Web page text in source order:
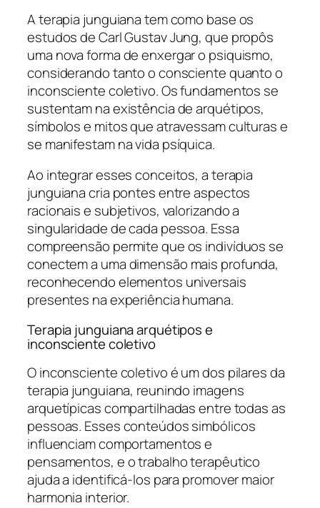
A terapia junguiana tem como base os
estudos de Carl Gustav Jung, que propôs
uma nova forma de enxergar o psiquismo,
considerando tanto o consciente quanto o
inconsciente coletivo. Os fundamentos se
sustentam na existência de arquétipos,
símbolos e mitos que atravessam culturas e
se manifestam na vida psíquica.
Ao integrar esses conceitos, a terapia
junguiana cria pontes entre aspectos
racionais e subjetivos, valorizando a
singularidade de cada pessoa. Essa
compreensão permite que os indivíduos se
conectem a uma dimensão mais profunda,
reconhecendo elementos universais
presentes na experiência humana.
Terapia junguiana arquétipos e
inconsciente coletivo
O inconsciente coletivo é um dos pilares da
terapia junguiana, reunindo imagens
arquetípicas compartilhadas entre todas as
pessoas. Esses conteúdos simbólicos
influenciam comportamentos e
pensamentos, e o trabalho terapêutico
ajuda a identificá-los para promover maior
harmonia interior.